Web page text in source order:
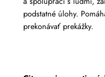
podstatné úlohy.
prekonávať prekážky.